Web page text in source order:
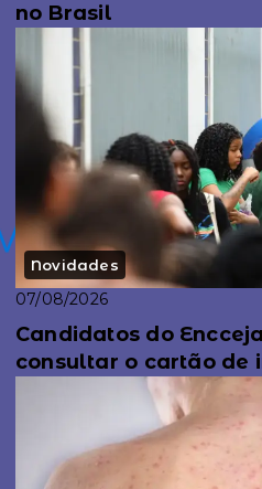
no Brasil
Novidades
07/08/2026
Candidatos do
consultar o cartão de